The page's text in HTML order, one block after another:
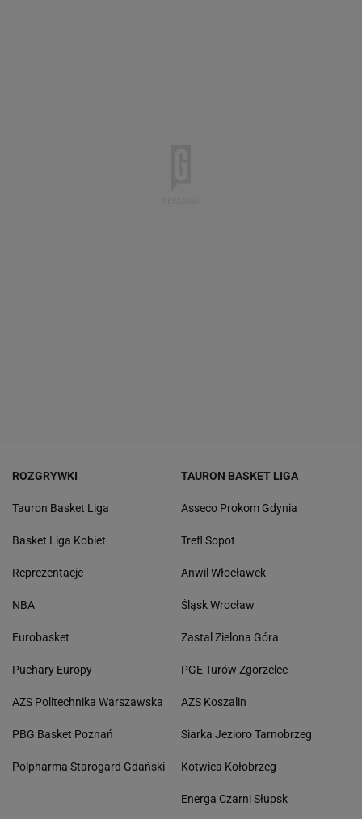
ROZGRYWKI
Tauron Basket Liga
Basket Liga Kobiet
Reprezentacje
NBA
Eurobasket
Puchary Europy
AZS Politechnika Warszawska
PBG Basket Poznań
Polpharma Starogard Gdański
TAURON BASKET LIGA
Asseco Prokom Gdynia
Trefl Sopot
Anwil Włocławek
Śląsk Wrocław
Zastal Zielona Góra
PGE Turów Zgorzelec
AZS Koszalin
Siarka Jezioro Tarnobrzeg
Kotwica Kołobrzeg
Energa Czarni Słupsk